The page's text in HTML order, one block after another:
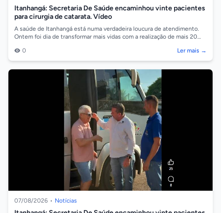
Itanhangá: Secretaria De Saúde encaminhou vinte pacientes
para cirurgia de catarata. Vídeo
A saúde de Itanhangá está numa verdadeira loucura de atendimento.
Ontem foi dia de transformar mais vidas com a realização de mais 20
0
Ler mais →
07/08/2026 • Notícias